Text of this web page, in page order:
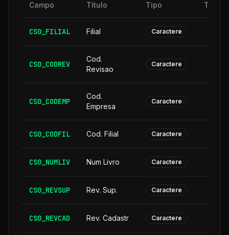
Campo Título Tipo
CS0_FILIAL Filial Caractere
CS0_CODREV
Cod.
Revisao
Caractere
CS0_CODEMP
Cod.
Empresa
Caractere
CS0_CODFIL Cod. Filial Caractere
CS0_NUMLIV Num Livro Caractere
CS0_REVSUP Rev. Sup. Caractere
CS0_REVCAD Rev. Cadastr Caractere